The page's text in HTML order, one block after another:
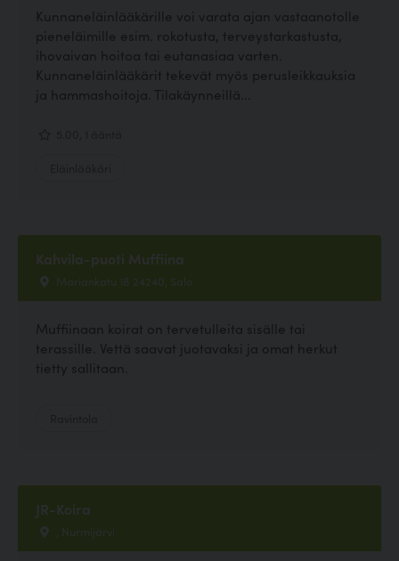
Kunnaneläinlääkärille voi varata ajan vastaanotolle
pieneläimille esim. rokotusta, terveystarkastusta,
ihovaivan hoitoa tai eutanasiaa varten.
Kunnaneläinlääkärit tekevät myös perusleikkauksia
ja hammashoitoja. Tilakäynneillä...
Kahvila-puoti Muffiina
Mariankatu 18 24240, Salo
Muffiinaan koirat on tervetulleita sisälle tai
terassille. Vettä saavat juotavaksi ja omat herkut
tietty sallitaan.
JR-Koira
, Nurmijärvi